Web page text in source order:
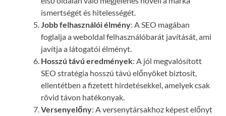
ismertségét és hitelességét.
Jobb felhasználói élmény: A SEO magában
foglalja a weboldal felhasználóbarát javítását, ami
javítja a látogatói élményt.
Hosszú távú eredmények: A jól megvalósított
SEO stratégia hosszú távú előnyöket biztosít,
ellentétben a fizetett hirdetésekkel, amelyek csak
rövid távon hatékonyak.
Versenyelőny: A versenytársakhoz képest előnyt